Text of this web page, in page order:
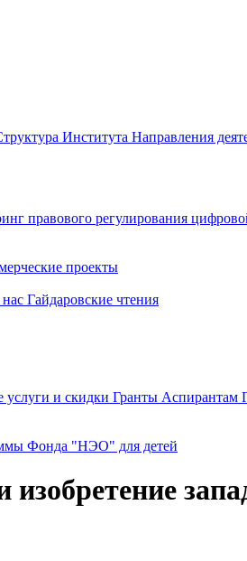
Института Направления
правового регулирования
проекты
Гайдаровские чтения
услуги и скидки Гранты Аспирантам
Фонда "НЭО" для детей
изобретение